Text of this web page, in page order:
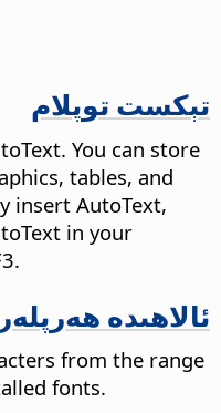
تېكست توپلام
You can store
tables, and
insert AutoText,
in your
ئالاھىدە ھەرپلەر
from the range
fonts.